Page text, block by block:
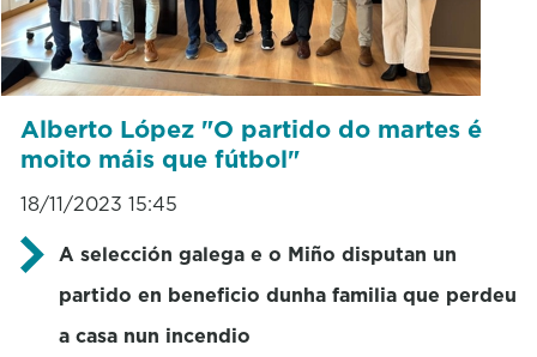
Alberto López "O partido do martes é
moito máis que fútbol"
18/11/2023 15:45
A selección galega e o Miño disputan un
partido en beneficio dunha familia que perdeu
a casa nun incendio